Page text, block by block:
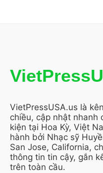
VietPressUSA.us là
chiều, cập nhật nhanh
kiện tại Hoa Kỳ, Việt
hành bởi Nhạc sỹ
San Jose, California,
thông tin tin cậy, gắn
trên toàn cầu.